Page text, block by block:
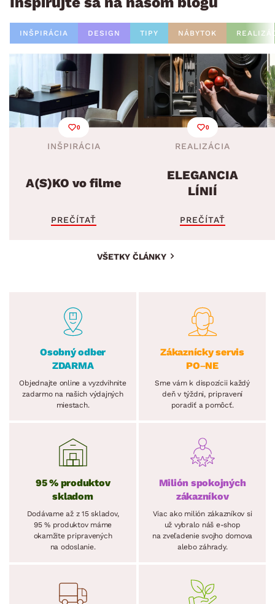
INŠPIRÁCIA DESIGN TIPY NÁBYTOK
0
INŠPIRÁCIA
A(S)KO vo filme
PREČÍTAŤ
0
REALIZÁCIA
ELEGANCIA
LÍNIÍ
PREČÍTAŤ
VŠETKY ČLÁNKY
Osobný odber
ZDARMA
Objednajte online a vyzdvihnite
zadarmo na našich výdajných
miestach.
Zákaznícky servis
PO–NE
Sme vám k dispozícii každý
deň v týždni, pripravení
poradiť a pomôcť.
95 % produktov
skladom
Dodávame až z 15 skladov,
95 % produktov máme
okamžite pripravených
na odoslanie.
Milión spokojných
zákazníkov
Viac ako milión zákazníkov si
už vybralo náš e-shop
na zveľadenie svojho domova
alebo záhrady.